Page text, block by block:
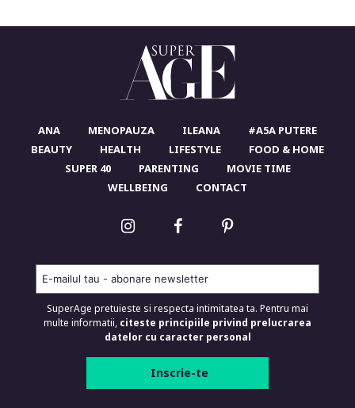
ANA MENOPAUZA ILEANA
#A5A PUTERE
BEAUTY
HEALTH LIFESTYLE
FOOD & HOME
SUPER 40
PARENTING
MOVIE TIME
WELLBEING
CONTACT
SuperAge pretuieste si respecta intimitatea ta. Pentru mai
multe informatii, citeste principiile privind prelucrarea
datelor cu caracter personal